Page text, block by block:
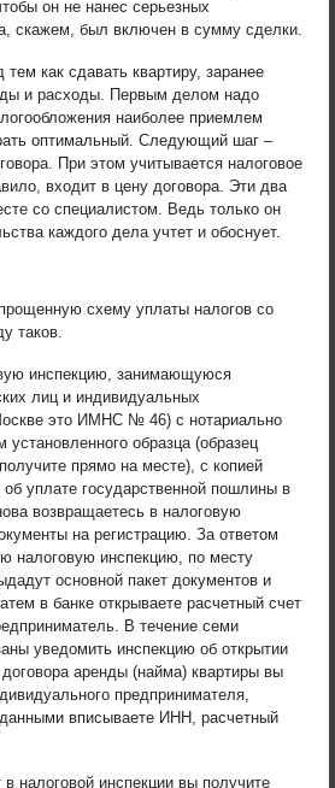
он не нанес серьезных
скажем, был включен в сумму сделки.
как сдавать квартиру, заранее
и расходы. Первым делом надо
наиболее приемлем
оптимальный. Следующий шаг –
При этом учитывается налоговое
входит в цену договора. Эти два
со специалистом. Ведь только он
каждого дела учтет и обоснует.
схему уплаты налогов со
таков.
инспекцию, занимающуюся
лиц и индивидуальных
это ИМНС № 46) с нотариально
образца (образец
прямо на месте), с копией
уплате государственной пошлины в
возвращаетесь в налоговую
на регистрацию. За ответом
налоговую инспекцию, по месту
основной пакет документов и
в банке открываете расчетный счет
В течение семи
уведомить инспекцию об открытии
аренды (найма) квартиры вы
предпринимателя,
вписываете ИНН, расчетный
в налоговой инспекции вы получите